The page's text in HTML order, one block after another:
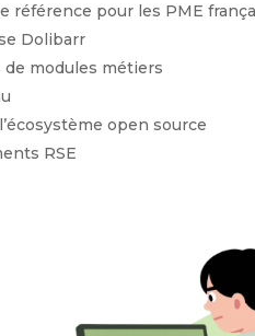
référence pour les PME
Dolibarr
modules métiers
open source
RSE